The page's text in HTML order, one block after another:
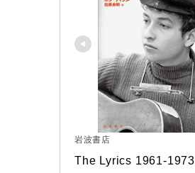
岩波書店
The Lyrics 1961-1973